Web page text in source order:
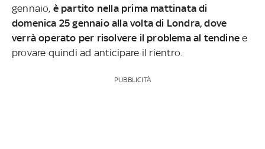
gennaio, è partito nella prima mattinata di
domenica 25 gennaio alla volta di Londra, dove
verrà operato per risolvere il problema al tendinee
provare quindi ad anticipare il rientro.
PUBBLICITÀ